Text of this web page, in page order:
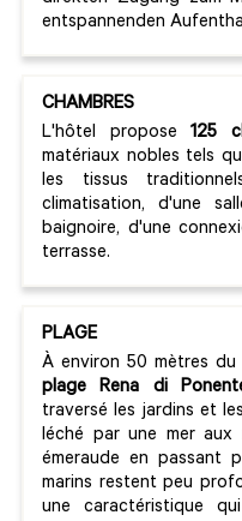
entspannenden
CHAMBRES
L'hôtel propose125
matériaux nobles tels
les tissus
climatisation, d'une
baignoire, d'une
terrasse.
PLAGE
À environ 50 mètres
plage Rena di
traversé les jardins et
léché par une mer
émeraude en passant
marins restent peu
une caractéristique